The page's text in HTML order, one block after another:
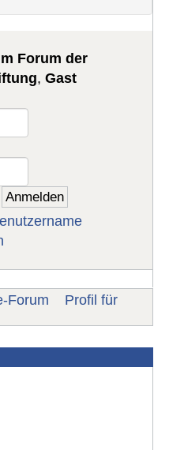
Forum der
,Gast
Forum
Profil für